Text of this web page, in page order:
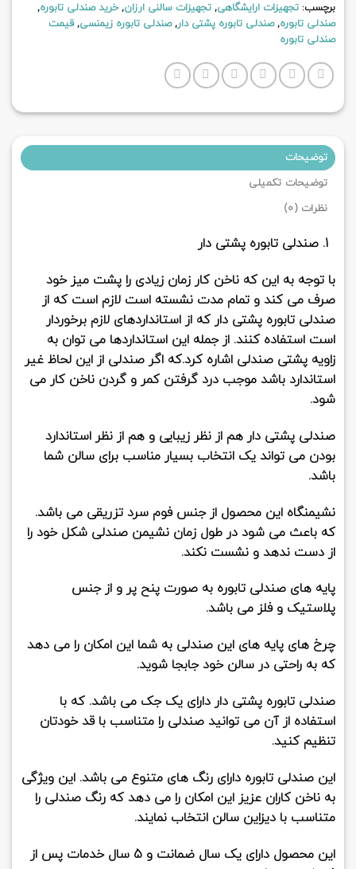
برچسب: تجهیزات ارایشگاهی, تجهیزات سالنی ارزان,خرید صندلی تابوره,
صندلی تابوره,صندلی تابوره پشتی دار,صندلی تابوره زیمنسی,قیمت
صندلی تابوره
توضیحات
توضیحات تکمیلی
نظرات (0)
صندلی تابوره پشتی دار
با توجه به این که ناخن کار زمان زیادی را پشت میز خود
صرف می کند و تمام مدت نشسته است لازم است که از
صندلی تابوره پشتی دار که از استانداردهای لازم برخوردار
است استفاده کنند. از جمله این استانداردها می توان به
زاویه پشتی صندلی اشاره کرد.که اگر صندلی از این لحاظ غیر
استاندارد باشد موجب درد گرفتن کمر و گردن ناخن کار می
شود.
صندلی پشتی دار هم از نظر زیبایی و هم از نظر استاندارد
بودن می تواند یک انتخاب بسیار مناسب برای سالن شما
باشد.
نشیمنگاه این محصول از جنسفوم سرد تزریقی می باشد.
که باعث می شود در طول زمان نشیمن صندلی شکل خود را
از دست ندهد و نشست نکند.
پایه های صندلی تابوره به صورت پنح پر و از جنس
پلاستیک و فلز می باشد.
چرخ های پایه های این صندلی به شما این امکان را می دهد
که به راحتی در سالن خود جابجا شوید.
صندلی تابوره پشتی دار دارای یک جک می باشد. که با
استفاده از آن می توانید صندلی را متناسب با قد خودتان
تنظیم کنید.
این صندلی تابوره دارای رنگ های متنوع می باشد. این ویژگی
به ناخن کاران عزیز این امکان را می دهد که رنگ صندلی را
متناسب با دیزاین سالن انتخاب نمایند.
این محصول دارای یک سال ضمانت و 5 سال خدمات پس از